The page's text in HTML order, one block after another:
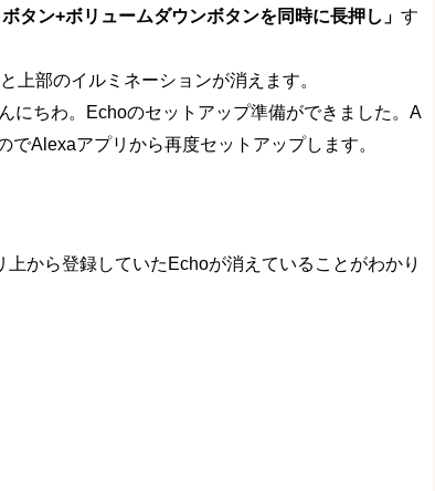
ボタン+ボリュームダウンボタンを同時に長押し」 す
上部のイルミネーションが消えます。
にちわ。Echoのセットアップ準備ができました。A
Alexaアプリから再度セットアップします。
上から登録していたEchoが消えていることがわかり